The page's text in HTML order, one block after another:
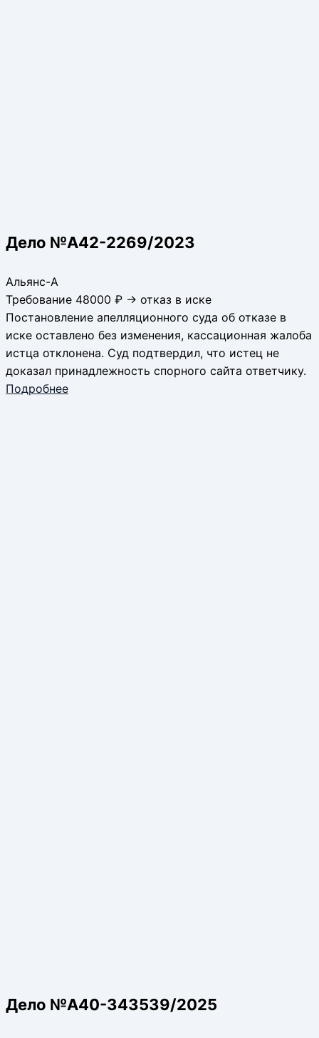
Дело №А42-2269/2023
Альянс-А
Требование 48000 ₽ → отказ в иске
Постановление апелляционного суда об отказе в
иске оставлено без изменения, кассационная жалоба
истца отклонена. Суд подтвердил, что истец не
доказал принадлежность спорного сайта ответчику.
Подробнее
Дело №А40-343539/2025